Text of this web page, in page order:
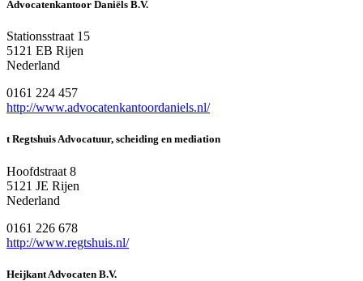
Advocatenkantoor Daniëls B.V.
Stationsstraat 15
5121 EB Rijen
Nederland
0161 224 457
http://www.advocatenkantoordaniels.nl/
t Regtshuis Advocatuur, scheiding en mediation
Hoofdstraat 8
5121 JE Rijen
Nederland
0161 226 678
http://www.regtshuis.nl/
Heijkant Advocaten B.V.